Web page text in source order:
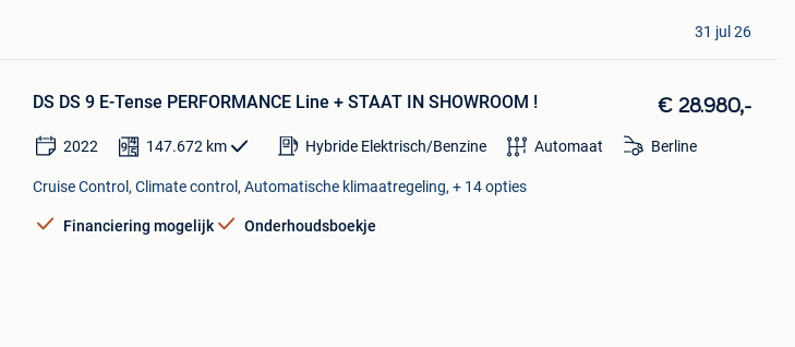
31 jul 26
DS DS 9 E-Tense PERFORMANCE Line + STAAT IN SHOWROOM ! € 28.980,-
2022 147.672 km Hybride Elektrisch/Benzine Automaat Berline
Cruise Control, Climate control, Automatische klimaatregeling, + 14 opties
Financiering mogelijk Onderhoudsboekje